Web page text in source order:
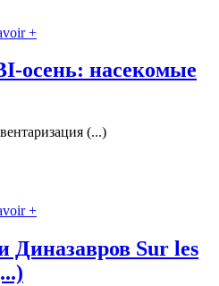
+
осень: насекомые
(...)
+
Диназавров Sur les